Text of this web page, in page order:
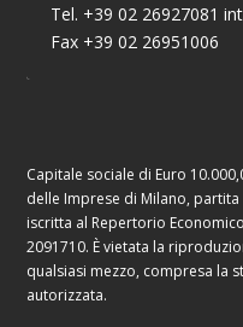
Tel. +39 02 26927081
Fax +39 02 26951006
Capitale sociale di Euro
delle Imprese di Milano, partita
iscritta al Repertorio
2091710. È vietata la
qualsiasi mezzo, compresa la
autorizzata.